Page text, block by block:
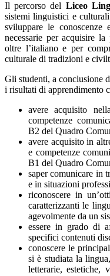
Il percorso del Liceo
sistemi linguistici e
sviluppare le conoscenze
necessarie per acquisire
oltre l’italiano e per
culturale di tradizioni e
Gli studenti, a conclusione
i risultati di apprendimento
avere acquisito
competenze
B2 del Quadro
avere acquisito in
e competenze
B1 del Quadro
saper comunicare in
e in situazioni
riconoscere in
caratterizzanti le
agevolmente da un
essere in grado di
specifici contenuti
conoscere le
si è studiata la
letterarie, estetiche,